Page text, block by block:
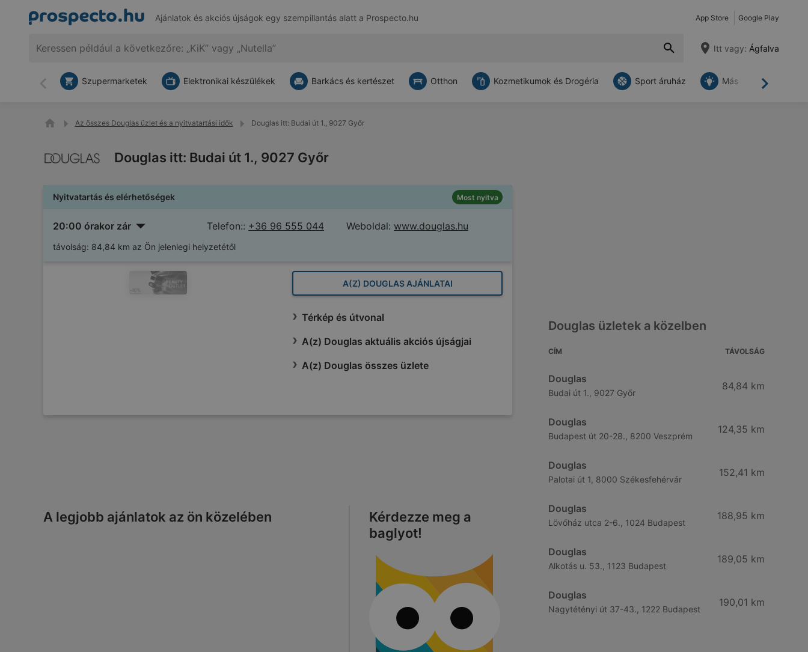
Ajánlatok és akciós újságok egy szempillantás alatt a Prospecto.hu App Store Google Play
Itt vagy: Ágfalva
Vissza Tovább
Szupermarketek Elektronikai készülékek Barkács és kertészet Otthon Kozmetikumok és Drogéria Sport áruház Más
Az összes Douglas üzlet és a nyitvatartási idők Douglas itt: Budai út 1., 9027 Győr
Douglas itt: Budai út 1., 9027 Győr
Nyitvatartás és elérhetőségek Most nyitva
20:00 órakor zár Telefon:: +36 96 555 044 Weboldal: www.douglas.hu
távolság: 84,84 km az Ön jelenlegi helyzetétől
A(Z) DOUGLAS AJÁNLATAI
Térkép és útvonal
A(z) Douglas aktuális akciós újságjai
A(z) Douglas összes üzlete
A legjobb ajánlatok az ön közelében
Kérdezze meg a
baglyot!
Douglas üzletek a közelben
CÍM TÁVOLSÁG
Douglas
Budai út 1., 9027 Győr
84,84 km
Douglas
Budapest út 20-28., 8200 Veszprém
124,35 km
Douglas
Palotai út 1, 8000 Székesfehérvár
152,41 km
Douglas
Lövőház utca 2-6., 1024 Budapest
188,95 km
Douglas
Alkotás u. 53., 1123 Budapest
189,05 km
Douglas
Nagytétényi út 37-43., 1222 Budapest
190,01 km